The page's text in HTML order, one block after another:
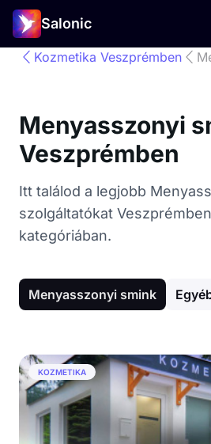
Salonic
Kozmetika Veszprémben
Menyasszonyi
Veszprémben
Itt találod a legjobb
szolgáltatókat
kategóriában.
Menyasszonyi smink
KOZMETIKA